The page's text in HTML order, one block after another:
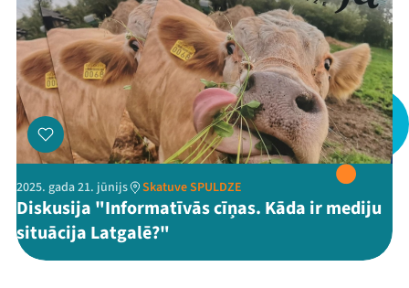
ThreadsFacebookYoutube
X Instagram
Flick TikTok
2025. gada 21. jūnijs Skatuve SPULDZE
Diskusija "Informatīvās cīņas. Kāda ir mediju
situācija Latgalē?"